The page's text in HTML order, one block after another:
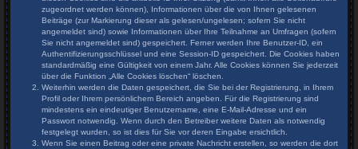
zugeordnet werden können), Informationen über die von Ihnen gelesenen
Beiträge (zur Markierung dieser als gelesen/ungelesen; sofern Sie nicht
angemeldet sind) sowie Informationen über Ihre Teilnahme an Umfragen (sofern
Sie nicht angemeldet sind) gespeichert. Ferner werden Ihre Benutzer-ID, ein
Authentifizierungsschlüssel und eine Session-ID gespeichert. Die Cookies haben
standardmäßig eine Gültigkeit von einem Jahr. Alle Cookies können Sie jederzeit
über die Funktion „Alle Cookies löschen“ löschen.
Weiterhin werden die Daten gespeichert, die Sie bei der Registrierung, in Ihrem
Profil oder Ihrem persönlichem Bereich angeben. Für die Registrierung sind
mindestens ein eindeutiger Benutzername, eine E-Mail-Adresse und ein
Passwort notwendig. Wenn durch den Betreiber weitere Daten als notwendig
festgelegt wurden, so ist dies für Sie vor deren Eingabe ersichtlich.
Wenn Sie einen Beitrag oder eine private Nachricht erstellen, so werden die dort